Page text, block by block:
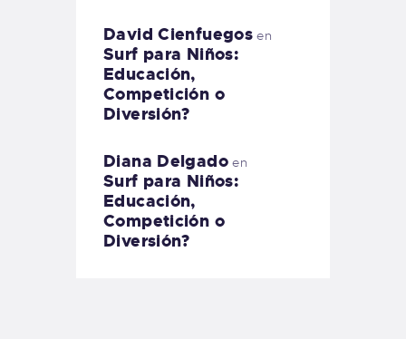
David Cienfuegos en
Surf para Niños:
Educación,
Competición o
Diversión?
Diana Delgadoen
Surf para Niños:
Educación,
Competición o
Diversión?